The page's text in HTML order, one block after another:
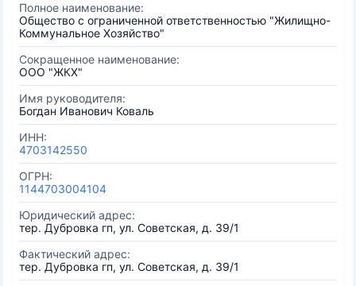
Полное наименование:
Общество с ограниченной ответственностью "Жилищно-
Коммунальное Хозяйство"
Сокращенное наименование:
ООО "ЖКХ"
Имя руководителя:
Богдан Иванович Коваль
ИНН:
4703142550
ОГРН:
1144703004104
Юридический адрес:
тер. Дубровка гп, ул. Советская, д. 39/1
Фактический адрес:
тер. Дубровка гп, ул. Советская, д. 39/1